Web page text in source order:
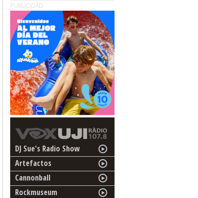
PUBLICIDAD
DJ Sue's Radio Show
Artefactos
Cannonball
Rockmuseum